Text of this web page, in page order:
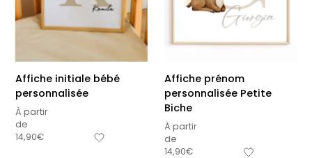
Affiche initiale bébé
personnalisée
À partir
de
14,90€
Affiche prénom
personnalisée Petite
Biche
À partir
de
14,90€